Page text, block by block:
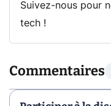
Suivez-nous pour
tech !
Commentaires